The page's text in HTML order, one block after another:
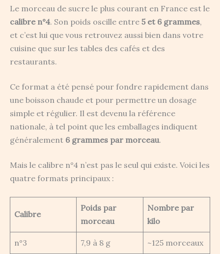
Le morceau de sucre le plus courant en France est le
calibre n°4. Son poids oscille entre 5 et 6 grammes,
et c’est lui que vous retrouvez aussi bien dans votre
cuisine que sur les tables des cafés et des
restaurants.
Ce format a été pensé pour fondre rapidement dans
une boisson chaude et pour permettre un dosage
simple et régulier. Il est devenu la référence
nationale, à tel point que les emballages indiquent
généralement 6 grammes par morceau.
Mais le calibre n°4 n’est pas le seul qui existe. Voici les
quatre formats principaux :
Calibre
Poids par
morceau
Nombre par
kilo
n°3 7,9 à 8 g ~125 morceaux